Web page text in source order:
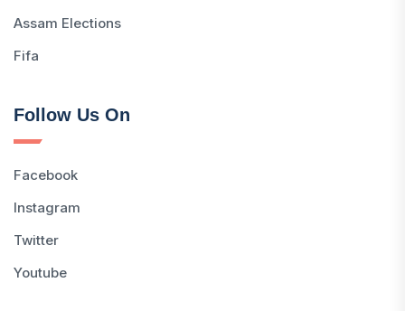
Assam Elections
Fifa
Follow Us On
Facebook
Instagram
Twitter
Youtube